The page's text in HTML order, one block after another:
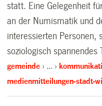
statt. Eine Gelegenheit
an der Numismatik und
interessierten Personen,
soziologisch spannendes
gemeinde …
medienmitteilungen-stadt-